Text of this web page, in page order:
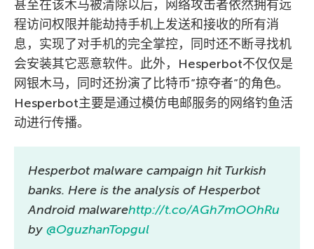
甚至在该木马被清除以后，网络攻击者依然拥有远
程访问权限并能劫持手机上发送和接收的所有消
息，实现了对手机的完全掌控，同时还不断寻找机
会安装其它恶意软件。此外，Hesperbot不仅仅是
网银木马，同时还扮演了比特币”掠夺者”的角色。
Hesperbot主要是通过模仿电邮服务的网络钓鱼活
动进行传播。
Hesperbot malware campaign hit Turkish
banks. Here is the analysis of Hesperbot
Android malwarehttp://t.co/AGh7mOOhRu
by @OguzhanTopgul